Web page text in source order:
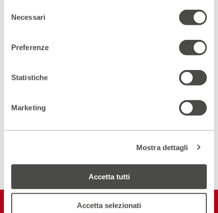
delNecessari
Preferenze
Statistiche
Marketing
Mostra dettagli
Accetta tutti
Accetta selezionati
Scopri un luogo unico
DIVENTA PARTNER
Restiamo in